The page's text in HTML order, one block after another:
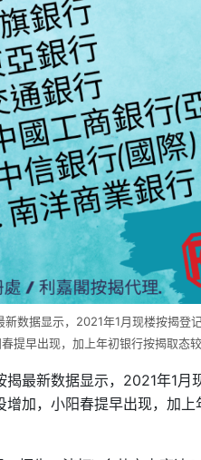
新数据显示，2021年1月现楼按揭
提早出现，加上年初银行按揭取态
揭最新数据显示，2021年1
增加，小阳春提早出现，加